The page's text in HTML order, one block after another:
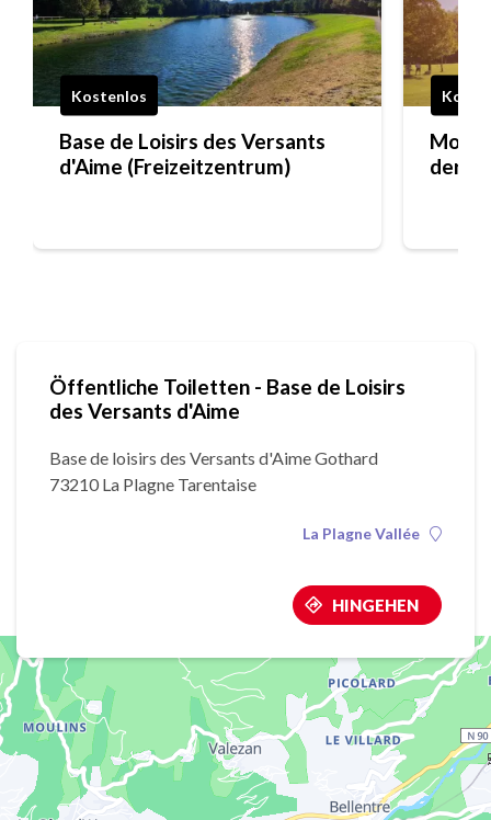
Kostenlos
Base de Loisirs des Versants
d'Aime (Freizeitzentrum)
der
Öffentliche Toiletten - Base de Loisirs
des Versants d'Aime
Base de loisirs des Versants d'Aime Gothard
73210 La Plagne Tarentaise
La Plagne Vallée
HINGEHEN